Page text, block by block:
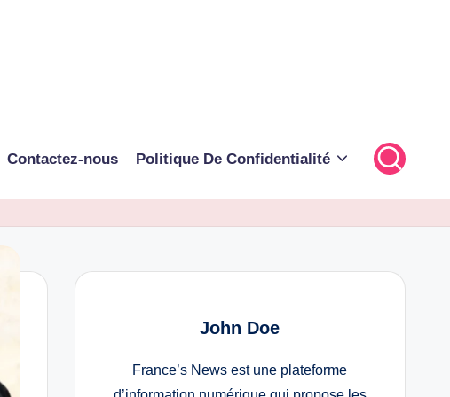
Contactez-nous Politique De Confidentialité
John Doe
France’s News est une plateforme